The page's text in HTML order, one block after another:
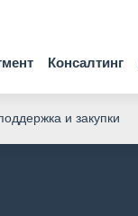
Консалтинг
и закупки